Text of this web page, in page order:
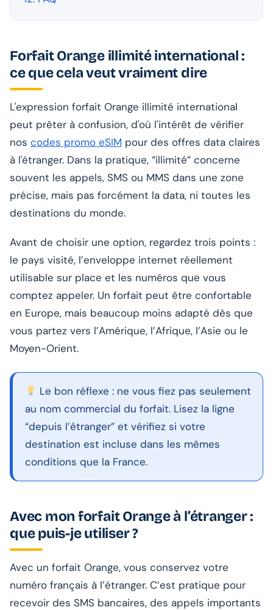
Forfait Orange illimité international :
ce que cela veut vraiment dire
L'expression forfait Orange illimité international
peut prêter à confusion, d'où l'intérêt de vérifier
nos codes promo eSIM pour des offres data claires
à l'étranger. Dans la pratique, “illimité” concerne
souvent les appels, SMS ou MMS dans une zone
précise, mais pas forcément la data, ni toutes les
destinations du monde.
Avant de choisir une option, regardez trois points :
le pays visité, l’enveloppe internet réellement
utilisable sur place et les numéros que vous
comptez appeler. Un forfait peut être confortable
en Europe, mais beaucoup moins adapté dès que
vous partez vers l’Amérique, l’Afrique, l’Asie ou le
Moyen-Orient.
Le bon réflexe : ne vous fiez pas seulement
au nom commercial du forfait. Lisez la ligne
“depuis l’étranger” et vérifiez si votre
destination est incluse dans les mêmes
conditions que la France.
Avec mon forfait Orange à l’étranger :
que puis-je utiliser ?
Avec un forfait Orange, vous conservez votre
numéro français à l’étranger. C’est pratique pour
recevoir des SMS bancaires, des appels importants